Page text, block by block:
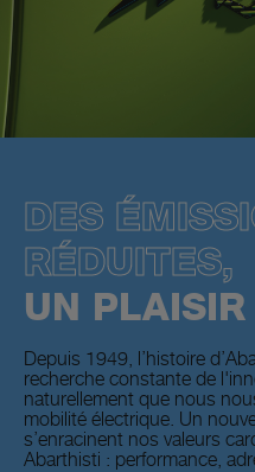
DES
RÉDUITES,
UN
Depuis 1949, l’histoire
recherche constante de
naturellement que nous
mobilité électrique. Un
s’enracinent nos valeurs
Abarthisti : performance,